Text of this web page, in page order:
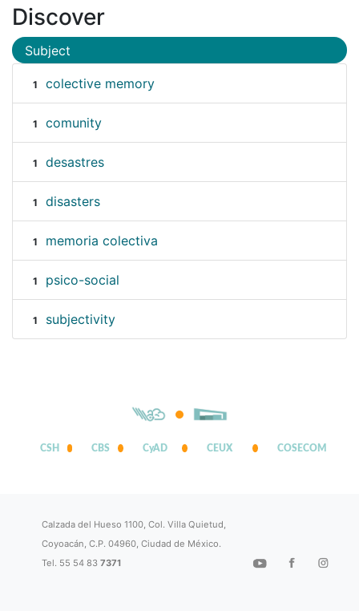
Discover
Subject
1 colective memory
1 comunity
1 desastres
1 disasters
1 memoria colectiva
1 psico-social
1 subjectivity
CSH CBS CyAD CEUX COSECOM
Calzada del Hueso 1100, Col. Villa Quietud,
Coyoacán, C.P. 04960, Ciudad de México.
Tel. 55 54 837371